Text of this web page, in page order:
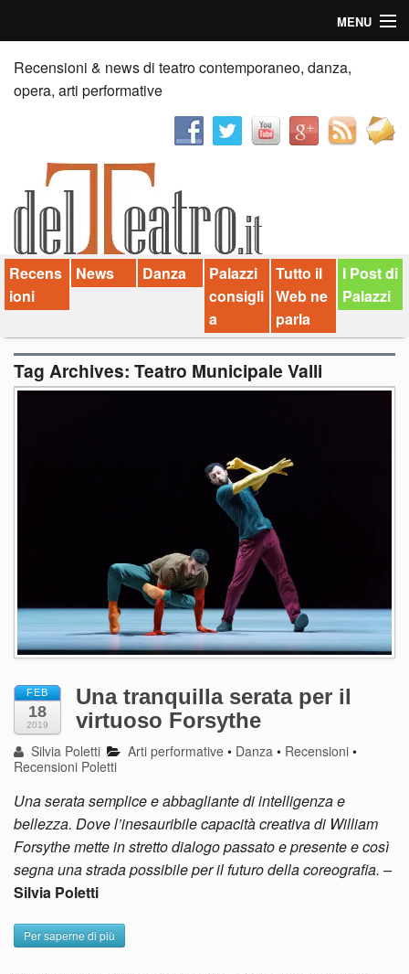
MENU
Home
Recensioni
News
Palazzi consiglia
Video
Chi siamo
Contatti
Recensioni & news di teatro contemporaneo, danza,
opera, arti performative
Recens
ioni
News Danza
Palazzi
consigli
a
Tutto il
Web ne
parla
I Post di
Palazzi
Tag Archives: Teatro Municipale Valli
FEB
18
2019
Una tranquilla serata per il
virtuoso Forsythe
Silvia Poletti Arti performative • Danza • Recensioni •
Recensioni Poletti
Una serata semplice e abbagliante di intelligenza e
bellezza. Dove l’inesauribile capacità creativa di William
Forsythe mette in stretto dialogo passato e presente e così
segna una strada possibile per il futuro della coreografia. –
Silvia Poletti
Per saperne di più